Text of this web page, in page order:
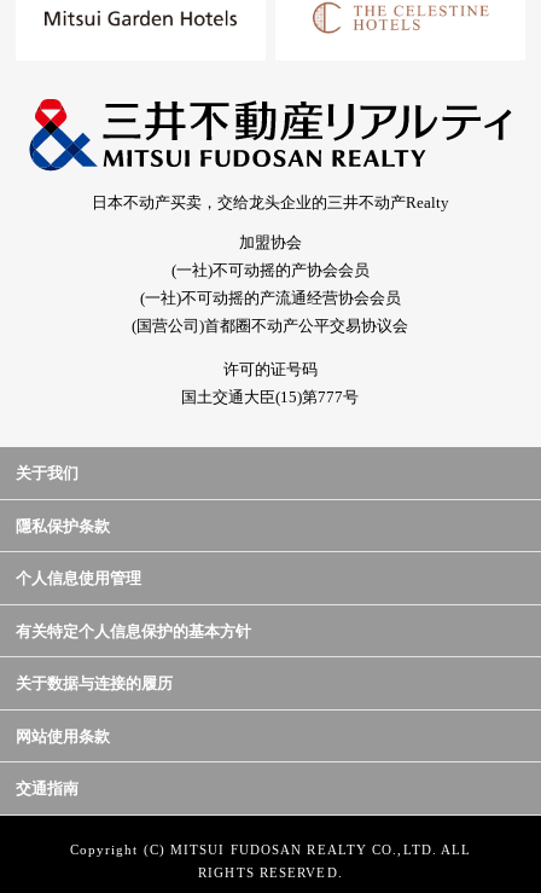
日本不动产买卖，交给龙头企业的三井不动产Realty
加盟协会
(一社)不可动摇的产协会会员
(一社)不可动摇的产流通经营协会会员
(国营公司)首都圈不动产公平交易协议会
许可的证号码
国土交通大臣(15)第777号
关于我们
隱私保护条款
个人信息使用管理
有关特定个人信息保护的基本方针
关于数据与连接的履历
网站使用条款
交通指南
Copyright (C) MITSUI FUDOSAN REALTY CO.,LTD. ALL
RIGHTS RESERVED.